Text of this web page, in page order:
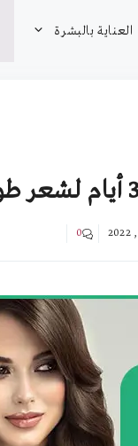
العناية بالبشرة
0